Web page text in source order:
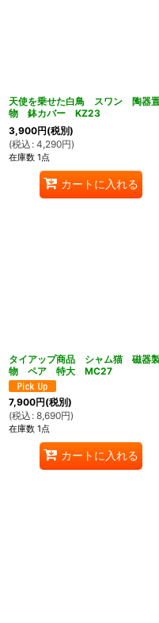
天使を乗せた白鳥 スワン 陶器
物 鉢カバー KZ23
3,900円(税別)
(税込 : 4,290円)
在庫数 1点
カートに入れる
タイアップ商品 シャム猫 磁器
物 ペア 特大 MC27
7,900円(税別)
(税込 : 8,690円)
在庫数 1点
カートに入れる